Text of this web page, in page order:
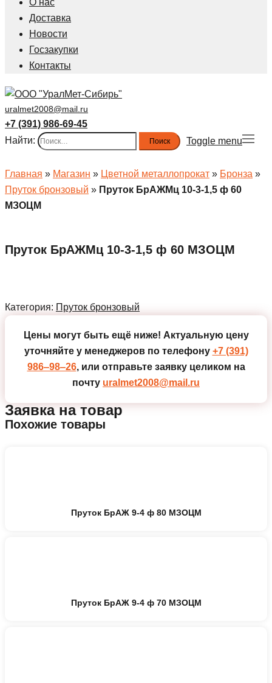
О нас
Доставка
Новости
Госзакупки
Контакты
uralmet2008@mail.ru
+7 (391) 986-69-45
Найти:
Toggle menu
Главная » Магазин » Цветной металлопрокат » Бронза »
Пруток бронзовый » Пруток БрАЖМц 10-3-1,5 ф 60
МЗОЦМ
Пруток БрАЖМц 10-3-1,5 ф 60 МЗОЦМ
Категория: Пруток бронзовый
Цены могут быть ещё ниже! Актуальную цену
уточняйте у менеджеров по телефону +7 (391)
986‒98‒26, или отправьте заявку целиком на
почту uralmet2008@mail.ru
Заявка на товар
Похожие товары
Пруток БрАЖ 9-4 ф 80 МЗОЦМ
Пруток БрАЖ 9-4 ф 70 МЗОЦМ